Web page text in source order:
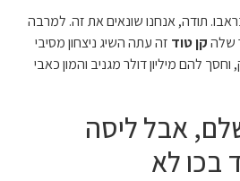
תודה, אנחנו שונאים את זה. למרבה
שלהקן טוד זה עתה השיג ניצחון מסיבי
להם מיליון דולר מגניב והמון כאבי
אבל ליסה
בכו לא